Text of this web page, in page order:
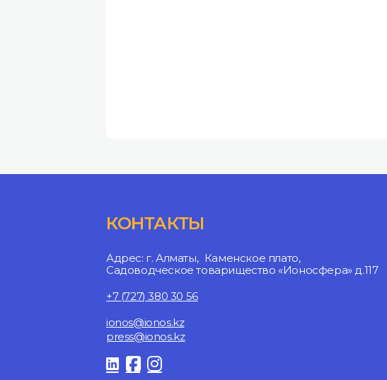
КОНТАКТЫ
Адрес: г. Алматы, Каменское плато,
Садоводческое товарищество «Ионосфера» д.117
+7 (727) 380 30 56
ionos@ionos.kz
press@ionos.kz